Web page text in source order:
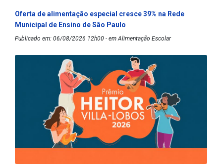
Oferta de alimentação especial cresce 39% na Rede
Municipal de Ensino de São Paulo
Publicado em: 06/08/2026 12h00 - em Alimentação Escolar